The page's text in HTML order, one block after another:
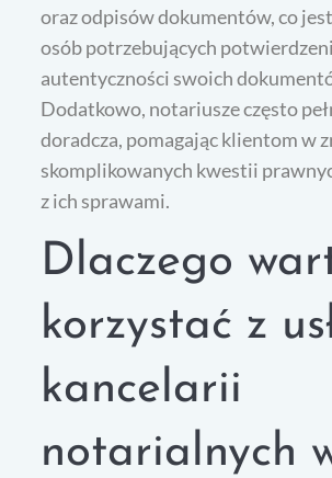
oraz odpisów dokumentów, co
osób potrzebujących
autentyczności swoich
Dodatkowo, notariusze często
doradcza, pomagając klientom w
skomplikowanych kwestii
z ich sprawami.
Dlaczego
korzystać z
kancelarii
notarialnych